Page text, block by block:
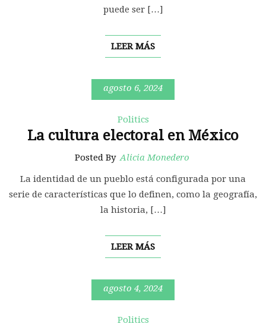
puede ser […]
LEER MÁS
agosto 6, 2024
Politics
La cultura electoral en México
Posted By Alicia Monedero
La identidad de un pueblo está configurada por una
serie de características que lo definen, como la geografía,
la historia, […]
LEER MÁS
agosto 4, 2024
Politics